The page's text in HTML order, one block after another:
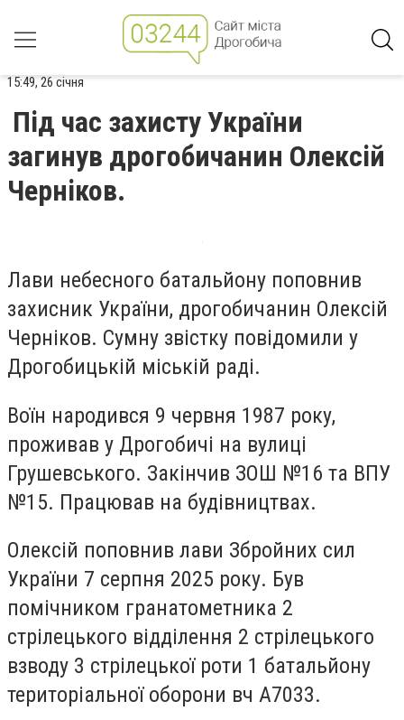
15:49, 26 січня
Під час захисту України
загинув дрогобичанин Олексій
Черніков.
Лави небесного батальйону поповнив
захисник України, дрогобичанин Олексій
Черніков. Сумну звістку повідомили у
Дрогобицькій міській раді.
Воїн народився 9 червня 1987 року,
проживав у Дрогобичі на вулиці
Грушевського. Закінчив ЗОШ №16 та ВПУ
№15. Працював на будівництвах.
Олексій поповнив лави Збройних сил
України 7 серпня 2025 року. Був
помічником гранатометника 2
стрілецького відділення 2 стрілецького
взводу 3 стрілецької роти 1 батальйону
територіальної оборони вч А7033.